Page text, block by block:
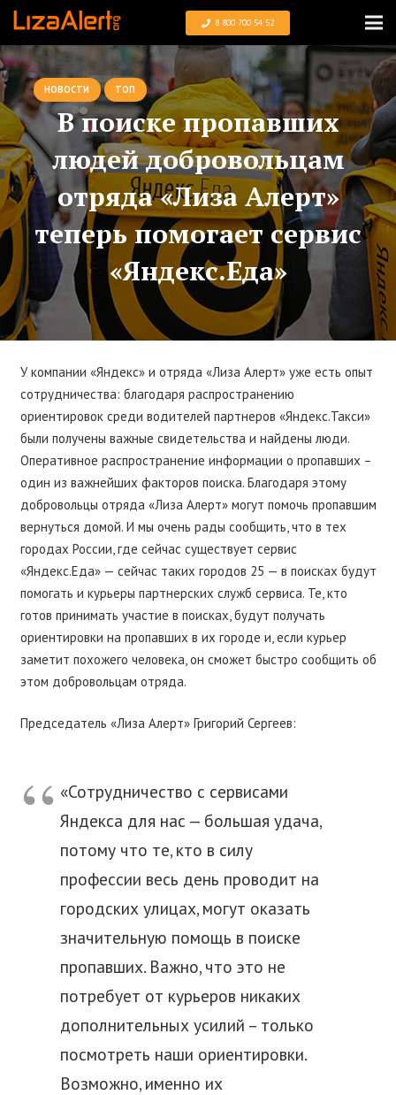
8 800 700 54 52
НОВОСТИ ТОП
В поиске пропавших
людей добровольцам
отряда «Лиза Алерт»
теперь помогает сервис
«Яндекс.Еда»
У компании «Яндекс» и отряда «Лиза Алерт» уже есть опыт
сотрудничества: благодаря распространению
ориентировок среди водителей партнеров «Яндекс.Такси»
были получены важные свидетельства и найдены люди.
Оперативное распространение информации о пропавших –
один из важнейших факторов поиска. Благодаря этому
добровольцы отряда «Лиза Алерт» могут помочь пропавшим
вернуться домой. И мы очень рады сообщить, что в тех
городах России, где сейчас существует сервис
«Яндекс.Еда» — сейчас таких городов 25 — в поисках будут
помогать и курьеры партнерских служб сервиса. Те, кто
готов принимать участие в поисках, будут получать
ориентировки на пропавших в их городе и, если курьер
заметит похожего человека, он сможет быстро сообщить об
этом добровольцам отряда.
Председатель «Лиза Алерт» Григорий Сергеев:
«Сотрудничество с сервисами
Яндекса для нас — большая удача,
потому что те, кто в силу
профессии весь день проводит на
городских улицах, могут оказать
значительную помощь в поиске
пропавших. Важно, что это не
потребует от курьеров никаких
дополнительных усилий – только
посмотреть наши ориентировки.
Возможно, именно их